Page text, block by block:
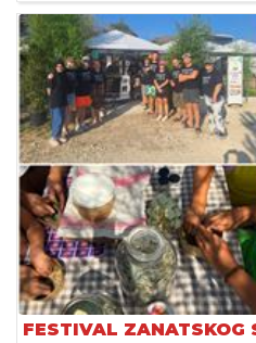
FESTIVAL ZANATSKOG